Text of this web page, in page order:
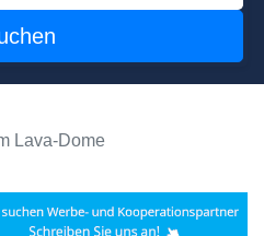
Lava-Dome